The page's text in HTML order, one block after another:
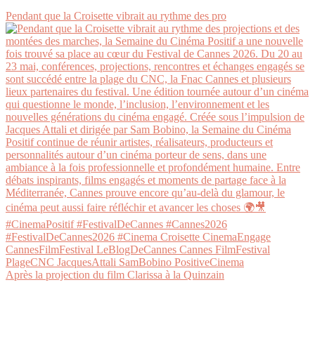
Pendant que la Croisette vibrait au rythme des pro
Après la projection du film Clarissa à la Quinzain